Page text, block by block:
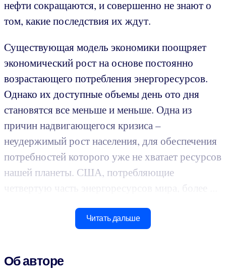
нефти сокращаются, и совершенно не знают о
том, какие последствия их ждут.
Существующая модель экономики поощряет
экономический рост на основе постоянно
возрастающего потребления энергоресурсов.
Однако их доступные объемы день ото дня
становятся все меньше и меньше. Одна из
причин надвигающегося кризиса –
неудержимый рост населения, для обеспечения
потребностей которого уже не хватает ресурсов
нашей планеты. США, потребляющие
четвертую часть энергоресурсов мира, более ...
Читать дальше
Об авторе